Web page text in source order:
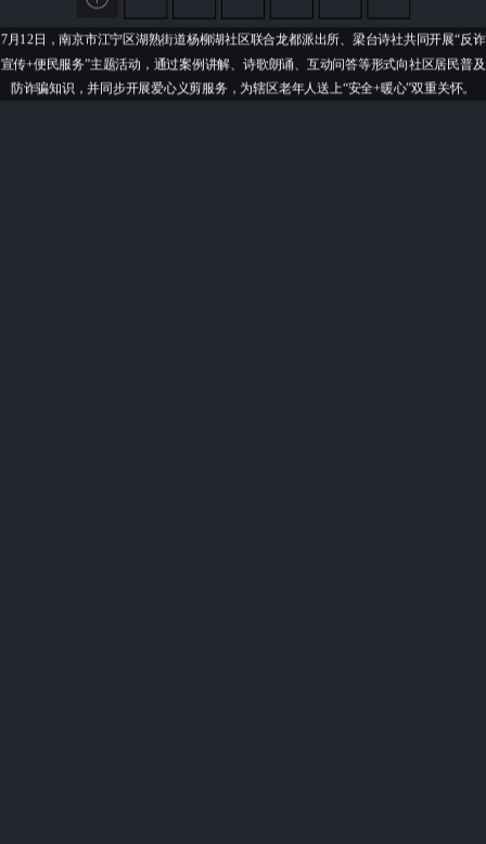
7月12日，南京市江宁区湖熟街道杨柳湖社区联合龙都派出所、梁台诗社共同开展“反诈
宣传+便民服务”主题活动，通过案例讲解、诗歌朗诵、互动问答等形式向社区居民普及
防诈骗知识，并同步开展爱心义剪服务，为辖区老年人送上“安全+暖心”双重关怀。